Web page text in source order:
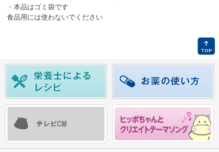
・本品はゴミ袋です
食品用には使わないでください